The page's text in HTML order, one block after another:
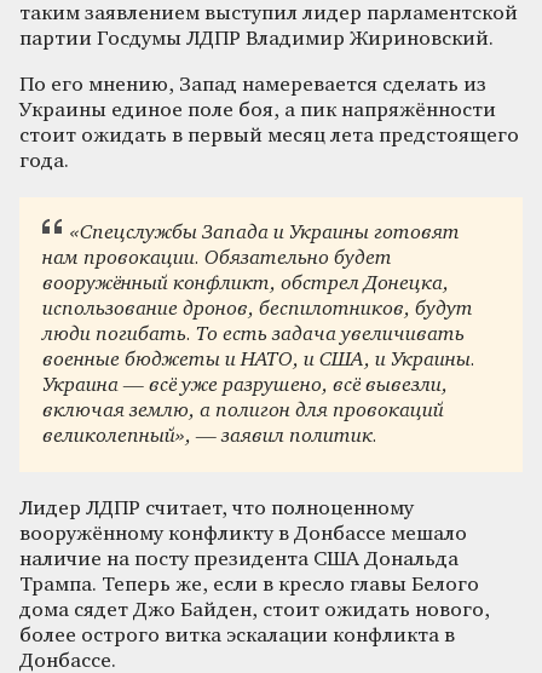
таким заявлением выступил лидер парламентской
партии Госдумы ЛДПР Владимир Жириновский.
По его мнению, Запад намеревается сделать из
Украины единое поле боя, а пик напряжённости
стоит ожидать в первый месяц лета предстоящего
года.
«Спецслужбы Запада и Украины готовят
нам провокации. Обязательно будет
вооружённый конфликт, обстрел Донецка,
использование дронов, беспилотников, будут
люди погибать. То есть задача увеличивать
военные бюджеты и НАТО, и США, и Украины.
Украина — всё уже разрушено, всё вывезли,
включая землю, а полигон для провокаций
великолепный», — заявил политик.
Лидер ЛДПР считает, что полноценному
вооружённому конфликту в Донбассе мешало
наличие на посту президента США Дональда
Трампа. Теперь же, если в кресло главы Белого
дома сядет Джо Байден, стоит ожидать нового,
более острого витка эскалации конфликта в
Донбассе.